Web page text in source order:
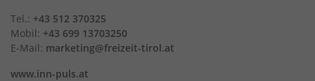
Tel.: +43 512 370325
Mobil: +43 699 13703250
E-Mail: marketing@freizeit-tirol.at
www.inn-puls.at